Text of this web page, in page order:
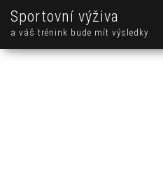
Sportovní výživa
a váš trénink bude mít výsledky